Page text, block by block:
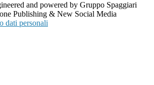
and powered by Gruppo Spaggiari
Publishing & New Social Media
dati personali